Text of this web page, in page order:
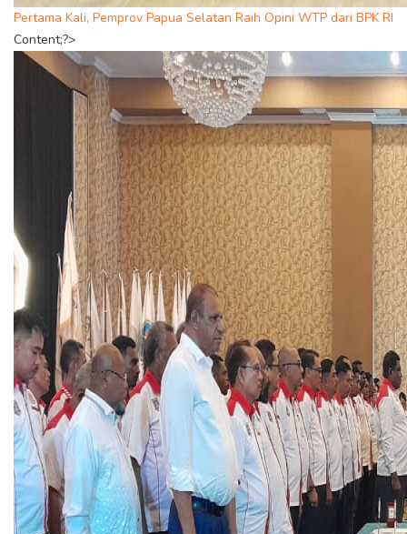
Pertama Kali, Pemprov Papua Selatan Raih Opini WTP dari BPK RI
Content;?>